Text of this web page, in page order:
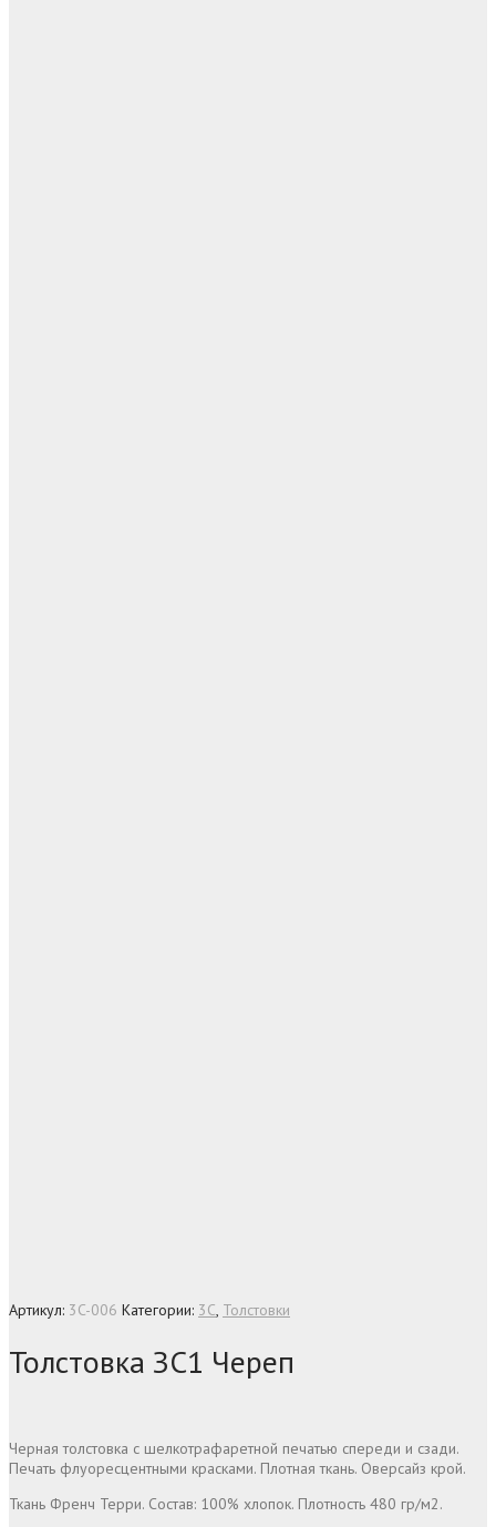
Артикул: 3C-006 Категории: 3C, Толстовки
Толстовка ЗС1 Череп
Черная толстовка с шелкотрафаретной печатью спереди и сзади.
Печать флуоресцентными красками. Плотная ткань. Оверсайз крой.
Ткань Френч Терри. Состав: 100% хлопок. Плотность 480 гр/м2.